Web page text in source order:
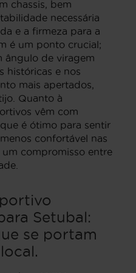
chassis, bem
necessária
e a firmeza para a
é um ponto crucial;
ângulo de viragem
históricas e nos
mais apertados,
Quanto à
vêm com
é ótimo para sentir
confortável nas
compromisso entre
Setubal:
se portam